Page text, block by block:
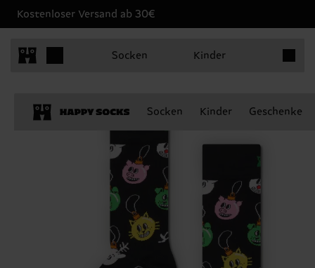
Kostenloser Versand ab 30€
Socken Kinder
Socken Kinder Geschenke